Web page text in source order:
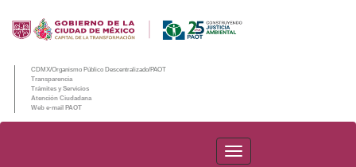
CDMX/Organismo Público Descentralizado/PAOT
Transparencia
Trámites y Servicios
Atención Ciudadana
Web e-mail PAOT
PAOT